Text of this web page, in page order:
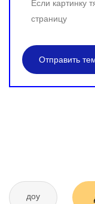
Если картинку
страницу
Отправить
доу